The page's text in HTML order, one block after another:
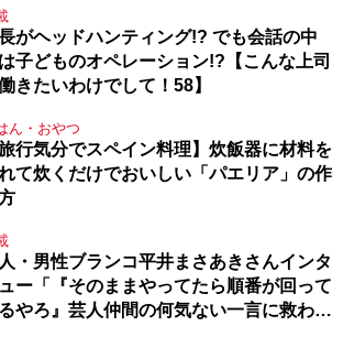
がヘッドハンティング!? でも会話の中
子どものオペレーション!?【こんな上司
きたいわけでして！58】
ん・おやつ
旅行気分でスペイン料理】炊飯器に材料を
て炊くだけでおいしい「パエリア」の作
・男性ブランコ平井まさあきさんインタ
ー「『そのままやってたら順番が回って
やろ』芸人仲間の何気ない一言に救われ